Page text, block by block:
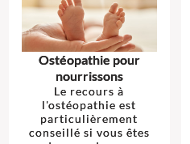
Ostéopathie pour
nourrissons
Le recours à
l'ostéopathie est
particulièrement
conseillé si vous êtes